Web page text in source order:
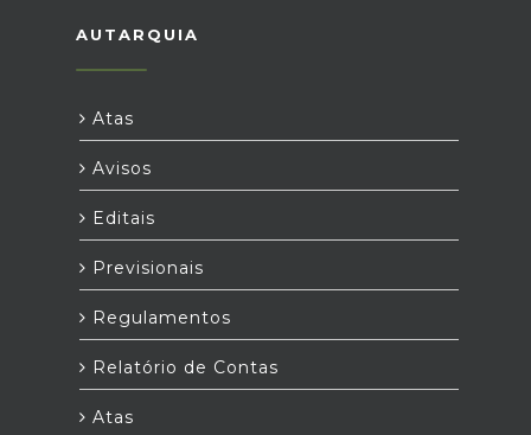
AUTARQUIA
Atas
Avisos
Editais
Previsionais
Regulamentos
Relatório de Contas
Atas